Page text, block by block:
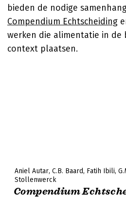
bieden de nodige
Compendium Echtscheiding
werken die alimentatie in de
context plaatsen.
Aniel Autar C.B. Baard Fatih Ibili
Stollenwerck
Compendium